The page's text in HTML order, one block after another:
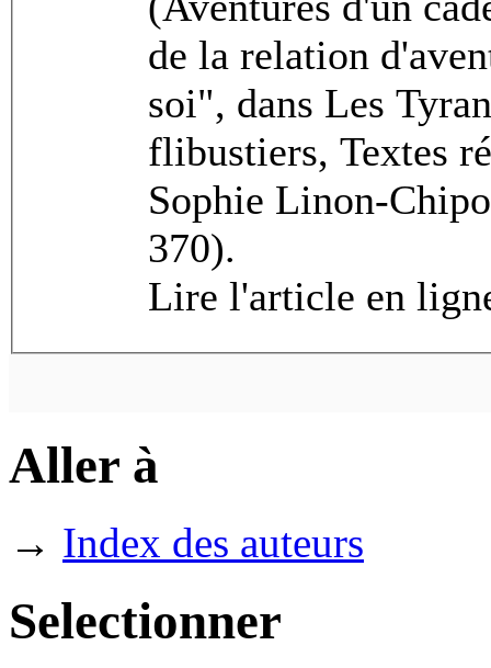
de la relation
soi", dans Les
flibustiers, Textes
Sophie Linon-
370).
Lire l'article en
Aller à
→ Index des auteurs
Selectionner